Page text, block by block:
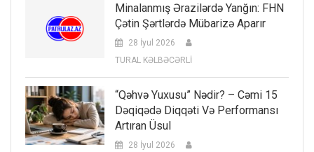
Minalanmış Ərazilərdə Yanğın: FHN
Çətin Şərtlərdə Mübarizə Aparır
28 İyul 2026
TURAL KƏLBƏCƏRLİ
“Qəhvə Yuxusu” Nədir? – Cəmi 15
Dəqiqədə Diqqəti Və Performansı
Artıran Üsul
28 İyul 2026